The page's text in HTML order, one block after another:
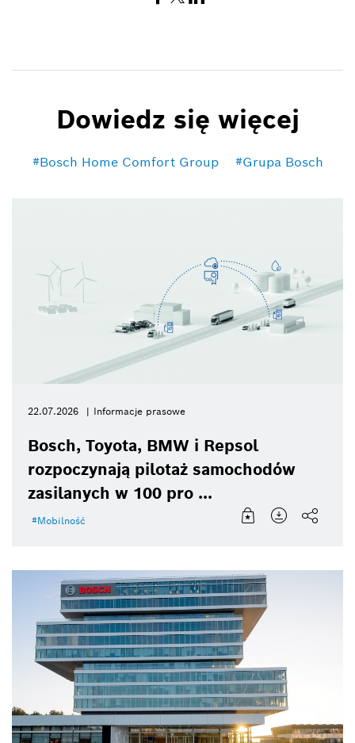
Dowiedz się więcej
Bosch Home Comfort Group Grupa Bosch
22.07.2026 Informacje prasowe
Bosch, Toyota, BMW i Repsol
rozpoczynają pilotaż samochodów
zasilanych w 100 pro ...
Mobilność